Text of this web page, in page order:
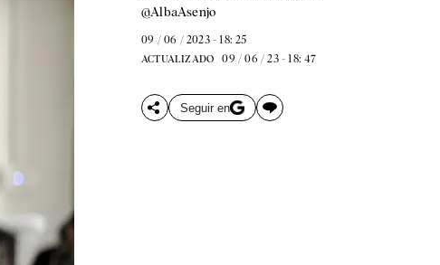
@AlbaAsenjo
09 / 06 / 2023 - 18: 25
ACTUALIZADO 09 / 06 / 23 - 18: 47
Seguir en